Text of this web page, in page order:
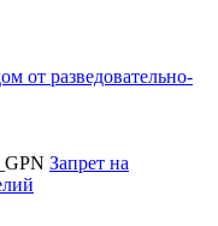
от разведовательно-
Запрет на